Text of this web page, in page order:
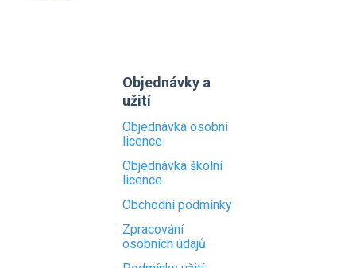
Objednávky a
užití
Objednávka osobní
licence
Objednávka školní
licence
Obchodní podmínky
Zpracování
osobních údajů